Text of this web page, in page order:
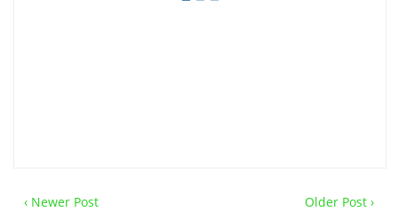
‹ Newer Post Older Post ›